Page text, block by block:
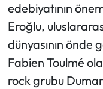
edebiyatının
Eroğlu,
dünyasının önde
Fabien Toulmé
rock grubu